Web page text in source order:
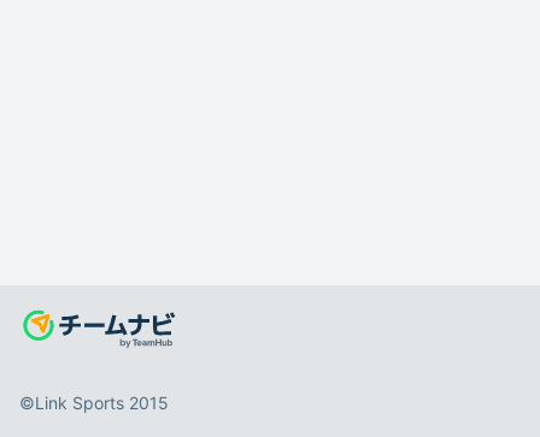
©️Link Sports 2015